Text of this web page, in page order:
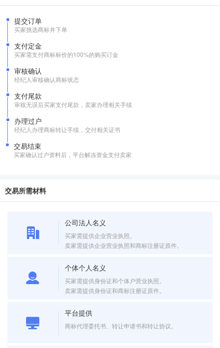
提交订单
买家挑选商标并下单
支付定金
买家需支付商标标价的100%的购买订金
审核确认
经纪人审核确认商标状态
支付尾款
审核无误后买家支付尾款，卖家办理相关手续
办理过户
经纪人办理商标转让手续，交付相关证书
交易结束
买家确认过户资料后，平台解冻资金支付卖家
交易所需材料
公司法人名义
买家需提供企业营业执照。
卖家需提供企业营业执照和商标注册证原件。
个体个人名义
买家需提供身份证和个体户营业执照。
卖家需提供身份证和商标注册证原件。
平台提供
商标代理委托书、转让申请书和转让协议。